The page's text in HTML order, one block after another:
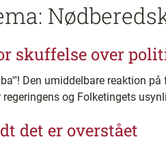
skuffelse over
Den umiddelbare reaktion
regeringens og Folketingets
det er overstået